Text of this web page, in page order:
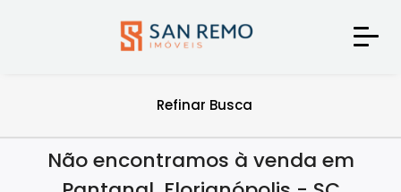
Refinar Busca
Não encontramos à venda em